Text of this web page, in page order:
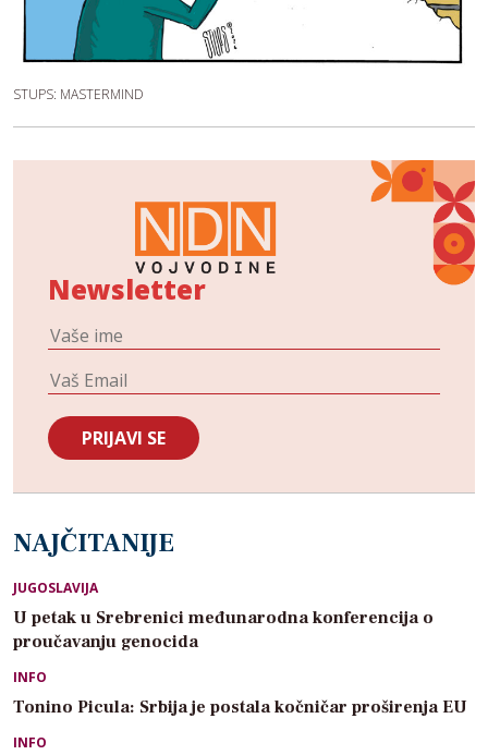
STUPS: MASTERMIND
Newsletter
NAJČITANIJE
JUGOSLAVIJA
U petak u Srebrenici međunarodna konferencija o
proučavanju genocida
INFO
Tonino Picula: Srbija je postala kočničar proširenja EU
INFO